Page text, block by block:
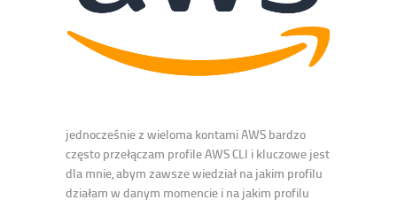
jednocześnie z wieloma kontami AWS bardzo
często przełączam profile AWS CLI i kluczowe jest
dla mnie, abym zawsze wiedział na jakim profilu
działam w danym momencie i na jakim profilu